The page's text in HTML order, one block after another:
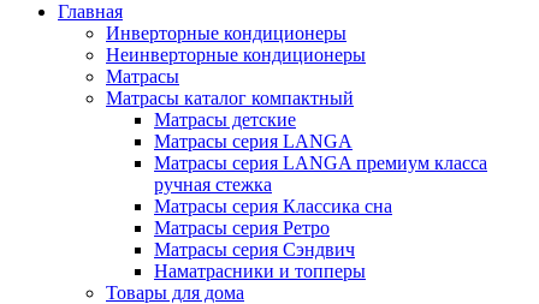
Главная
Инверторные кондиционеры
Неинверторные кондиционеры
Матрасы
Матрасы каталог компактный
Матрасы детские
Матрасы серия LANGA
Матрасы серия LANGA премиум класса
ручная стежка
Матрасы серия Классика сна
Матрасы серия Ретро
Матрасы серия Сэндвич
Наматрасники и топперы
Товары для дома